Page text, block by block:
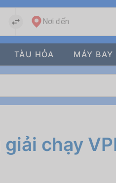
Nơi đến
TÀU HỎA MÁY BAY
chạy